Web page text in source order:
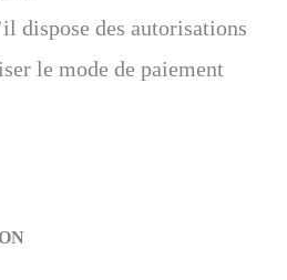
dispose des autorisations
le mode de paiement